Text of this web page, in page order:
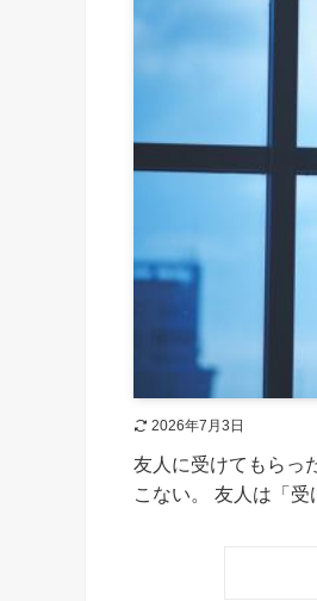
2026年7月3日
友人に受けてもらっ
こない。 友人は「